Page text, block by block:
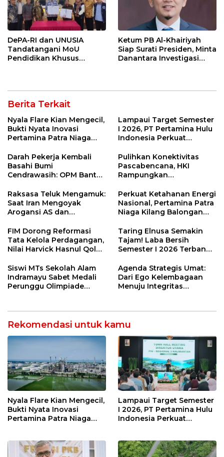
DePA-RI dan UNUSIA
Tandatangani MoU
Pendidikan Khusus
Ketum PB Al-Khairiyah
Siap Surati Presiden, Minta
Danantara Investigasi
Berita Terkait
Nyala Flare Kian Mengecil,
Bukti Nyata Inovasi
Pertamina Patra Niaga
Net Zero Emission 2060
Lampaui Target Semester
I 2026, PT Pertamina Hulu
Indonesia Perkuat
Nasional Lewat Inovasi &
Keselamatan Kerja
Darah Pekerja Kembali
Basahi Bumi
Cendrawasih: OPM Bantai
di Tolikara!
Pulihkan Konektivitas
Pascabencana, HKI
Rampungkan
Lembah Anai dan Malalak
Raksasa Teluk Mengamuk:
Saat Iran Mengoyak
Arogansi AS dan
Perkuat Ketahanan Energi
Nasional, Pertamina Patra
Niaga Kilang Balongan
Jetty Propylene
FIM Dorong Reformasi
Tata Kelola Perdagangan,
Nilai Harvick Hasnul Qolbi
Riil
Taring Elnusa Semakin
Tajam! Laba Bersih
Semester I 2026 Terbang
Jitu
Siswi MTs Sekolah Alam
Indramayu Sabet Medali
Perunggu Olimpiade
Agenda Strategis Umat:
Dari Ego Kelembagaan
Menuju Integritas
Rekomendasi untuk kamu
Nyala Flare Kian Mengecil,
Bukti Nyata Inovasi
Pertamina Patra Niaga
Lampaui Target Semester
I 2026, PT Pertamina Hulu
Indonesia Perkuat
Keselamatan Kerja